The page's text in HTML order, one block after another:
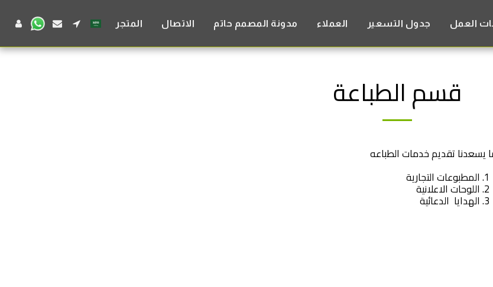
العمل جدول التسعير العملاء مدونة المصمم حاتم الاتصال المتجر
قسم الطباعة
يسعدنا تقديم خدمات الطباعه
المطبوعات التجارية
اللوحات الاعلانية
الهدايا الدعائية